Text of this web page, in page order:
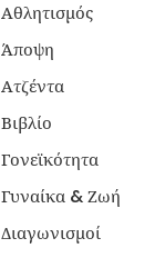
Αθλητισμός
Άποψη
Ατζέντα
Βιβλίο
Γονεϊκότητα
Γυναίκα & Ζωή
Διαγωνισμοί